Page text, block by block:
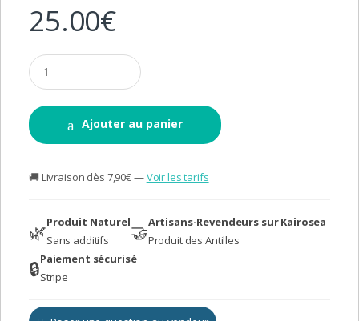
25.00€
Q
u
a
t
i
Ajouter au panier
🚚 Livraison dès 7,90€ —Voir les tarifs
🌿Produit Naturel
Sans additifs
🤝Artisans-Revendeurs sur Kairosea
Produit des Antilles
🔒Paiement sécurisé
Stripe